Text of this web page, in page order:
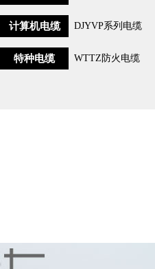
计算机电缆 DJYVP系列电缆
特种电缆 WTTZ防火电缆